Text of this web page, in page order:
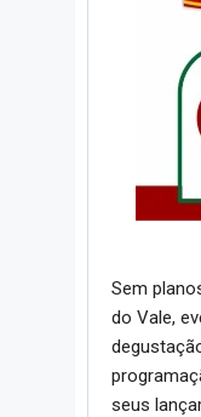
Sem
do Vale,
seus